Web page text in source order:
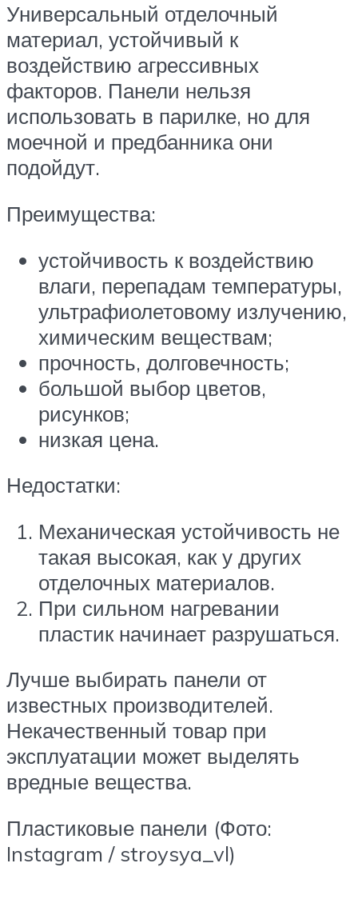
Универсальный отделочный
материал, устойчивый к
воздействию агрессивных
факторов. Панели нельзя
использовать в парилке, но для
моечной и предбанника они
подойдут.
Преимущества:
устойчивость к воздействию
влаги, перепадам температуры,
ультрафиолетовому излучению,
химическим веществам;
прочность, долговечность;
большой выбор цветов,
рисунков;
низкая цена.
Недостатки:
Механическая устойчивость не
такая высокая, как у других
отделочных материалов.
При сильном нагревании
пластик начинает разрушаться.
Лучше выбирать панели от
известных производителей.
Некачественный товар при
эксплуатации может выделять
вредные вещества.
Пластиковые панели (Фото:
Instagram / stroysya_vl)